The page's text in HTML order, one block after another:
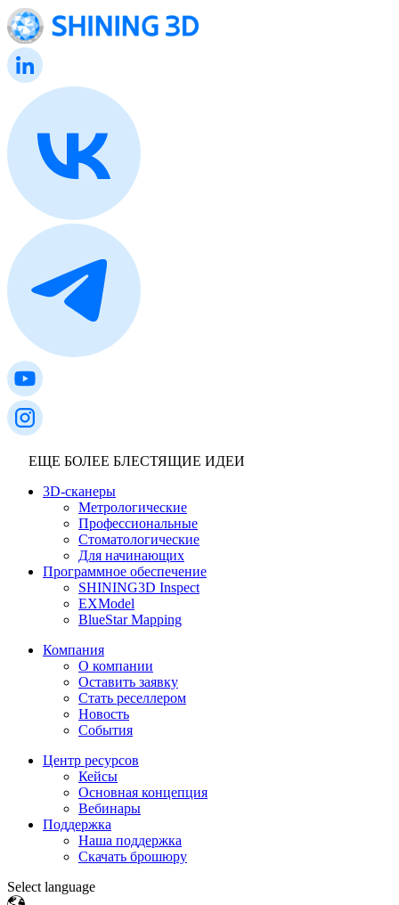
ЕЩЕ БОЛЕЕ БЛЕСТЯЩИЕ ИДЕИ
3D-сканеры
Метрологические
Профессиональные
Стоматологические
Для начинающих
Программное обеспечение
SHINING3D Inspect
EXModel
BlueStar Mapping
Компания
О компании
Оставить заявку
Стать реселлером
Новость
События
Центр ресурсов
Кейсы
Основная концепция
Вебинары
Поддержка
Наша поддержка
Скачать брошюру
Select language